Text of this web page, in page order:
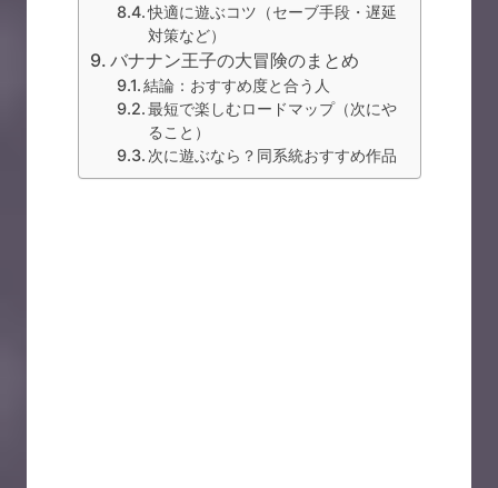
快適に遊ぶコツ（セーブ手段・遅延
対策など）
バナナン王子の大冒険のまとめ
結論：おすすめ度と合う人
最短で楽しむロードマップ（次にや
ること）
次に遊ぶなら？同系統おすすめ作品